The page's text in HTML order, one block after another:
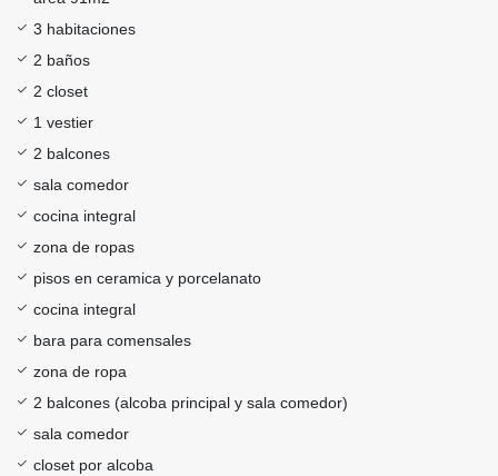
3 habitaciones
2 baños
2 closet
1 vestier
2 balcones
sala comedor
cocina integral
zona de ropas
pisos en ceramica y porcelanato
cocina integral
bara para comensales
zona de ropa
2 balcones (alcoba principal y sala comedor)
sala comedor
closet por alcoba